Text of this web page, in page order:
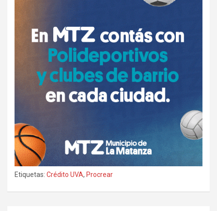
Etiquetas: Crédito UVA, Procrear